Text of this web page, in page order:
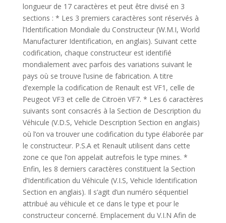
longueur de 17 caractères et peut être divisé en 3
sections : * Les 3 premiers caractères sont réservés à
l’Identification Mondiale du Constructeur (W.M.I, World
Manufacturer Identification, en anglais). Suivant cette
codification, chaque constructeur est identifié
mondialement avec parfois des variations suivant le
pays où se trouve l’usine de fabrication. A titre
d’exemple la codification de Renault est VF1, celle de
Peugeot VF3 et celle de Citroën VF7. * Les 6 caractères
suivants sont consacrés à la Section de Description du
Véhicule (V.D.S, Vehicle Description Section en anglais)
où l’on va trouver une codification du type élaborée par
le constructeur. P.S.A et Renault utilisent dans cette
zone ce que l’on appelait autrefois le type mines. *
Enfin, les 8 derniers caractères constituent la Section
d’Identification du Véhicule (V.I.S, Vehicle Identification
Section en anglais). Il s’agit d’un numéro séquentiel
attribué au véhicule et ce dans le type et pour le
constructeur concerné. Emplacement du V.I.N Afin de